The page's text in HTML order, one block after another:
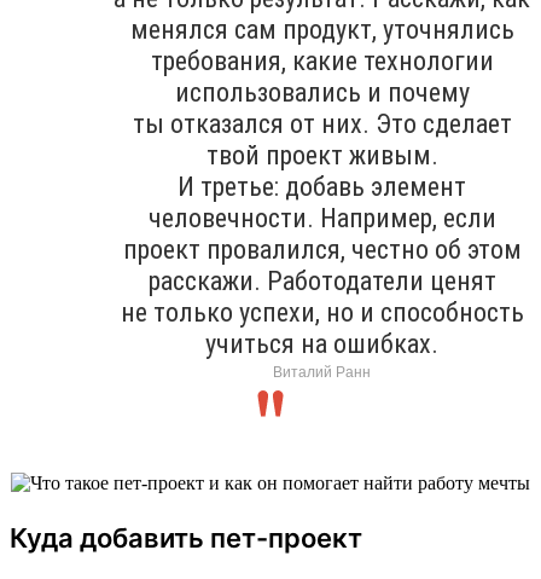
менялся сам продукт, уточнялись
требования, какие технологии
использовались и почему
ты отказался от них. Это сделает
твой проект живым.
И третье: добавь элемент
человечности. Например, если
проект провалился, честно об этом
расскажи. Работодатели ценят
не только успехи, но и способность
учиться на ошибках.
Виталий Ранн
Куда добавить пет-проект